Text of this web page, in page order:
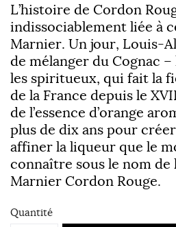
L’histoire de Cordon
indissociablement liée à
Marnier. Un jour, Louis-
de mélanger du Cognac
les spiritueux, qui fait la
de la France depuis le
de l’essence d’orange
plus de dix ans pour
affiner la liqueur que le
connaître sous le nom
Marnier Cordon Rouge.
Quantité